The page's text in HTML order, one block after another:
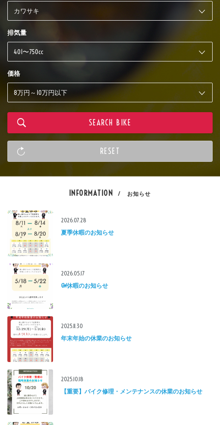
排気量
価格
INFORMATION / お知らせ
2026.07.28
夏季休暇のお知らせ
2026.05.17
GW休暇のお知らせ
2025.11.30
年末年始の休業のお知らせ
2025.10.18
【重要】バイク修理・メンテナンスの休業のお知らせ